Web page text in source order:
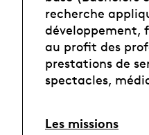
recherche
développement,
au profit des
prestations de
spectacles,
Les missions